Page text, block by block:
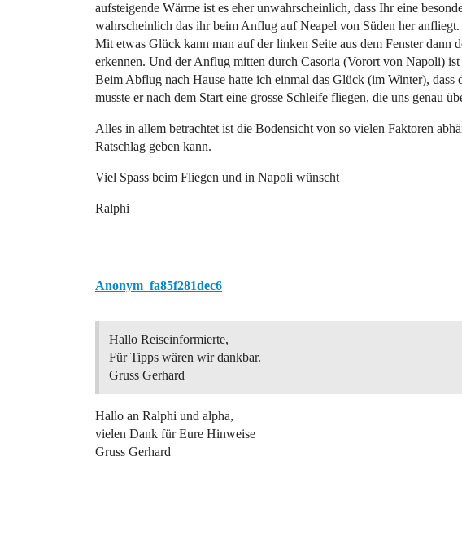
aufsteigende Wärme ist es eher unwahrscheinlich, dass Ihr eine
wahrscheinlich das ihr beim Anflug auf Neapel von Süden her
Mit etwas Glück kann man auf der linken Seite aus dem Fenster dann
erkennen. Und der Anflug mitten durch Casoria (Vorort von Napoli) ist
Beim Abflug nach Hause hatte ich einmal das Glück (im Winter), dass
musste er nach dem Start eine grosse Schleife fliegen, die uns genau
Alles in allem betrachtet ist die Bodensicht von so vielen Faktoren
Ratschlag geben kann.
Viel Spass beim Fliegen und in Napoli wünscht
Ralphi
Anonym_fa85f281dec6
Hallo Reiseinformierte,
Für Tipps wären wir dankbar.
Gruss Gerhard
Hallo an Ralphi und alpha,
vielen Dank für Eure Hinweise
Gruss Gerhard